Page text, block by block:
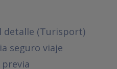
detalle (Turisport)
seguro viaje